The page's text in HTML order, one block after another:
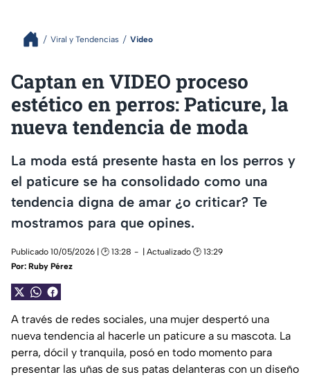
Viral y Tendencias Video
Captan en VIDEO proceso
estético en perros: Paticure, la
nueva tendencia de moda
La moda está presente hasta en los perros y
el paticure se ha consolidado como una
tendencia digna de amar ¿o criticar? Te
mostramos para que opines.
Publicado 10/05/2026 | 🕑 13:28
| Actualizado 🕑 13:29
Por: Ruby Pérez
A través de redes sociales, una mujer despertó una
nueva tendencia al hacerle un paticure a su mascota. La
perra, dócil y tranquila, posó en todo momento para
presentar las uñas de sus patas delanteras con un diseño